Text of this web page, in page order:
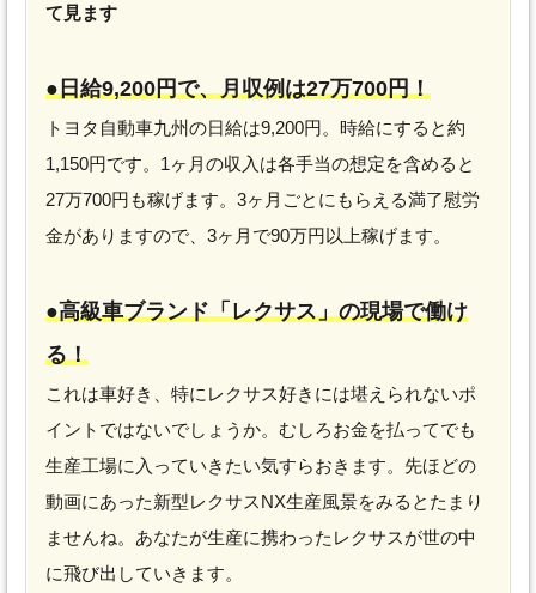
て見ます
●日給9,200円で、月収例は27万700円！
トヨタ自動車九州の日給は9,200円。時給にすると約
1,150円です。1ヶ月の収入は各手当の想定を含めると
27万700円も稼げます。3ヶ月ごとにもらえる満了慰労
金がありますので、3ヶ月で90万円以上稼げます。
●高級車ブランド「レクサス」の現場で働け
る！
これは車好き、特にレクサス好きには堪えられないポ
イントではないでしょうか。むしろお金を払ってでも
生産工場に入っていきたい気すらおきます。先ほどの
動画にあった新型レクサスNX生産風景をみるとたまり
ませんね。あなたが生産に携わったレクサスが世の中
に飛び出していきます。